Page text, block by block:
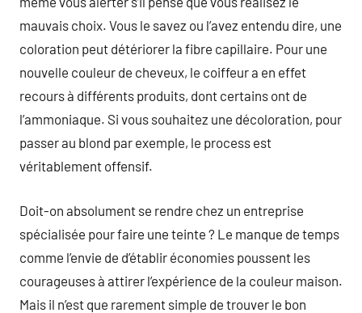
mauvais choix. Vous le savez ou l’avez entendu dire, une
coloration peut détériorer la fibre capillaire. Pour une
nouvelle couleur de cheveux, le coiffeur a en effet
recours à différents produits, dont certains ont de
l’ammoniaque. Si vous souhaitez une décoloration, pour
passer au blond par exemple, le process est
véritablement offensif.
Doit-on absolument se rendre chez un entreprise
spécialisée pour faire une teinte ? Le manque de temps
comme l’envie de d’établir économies poussent les
courageuses à attirer l’expérience de la couleur maison.
Mais il n’est que rarement simple de trouver le bon